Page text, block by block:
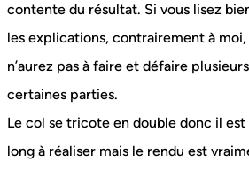
contente du résultat. Si vous lisez
les explications, contrairement à moi,
n’aurez pas à faire et défaire
certaines parties.
Le col se tricote en double donc il
long à réaliser mais le rendu est